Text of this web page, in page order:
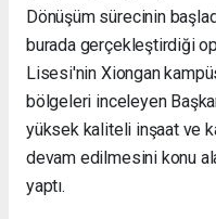
Dönüşüm sürecinin
burada gerçekleştirdiği
Lisesi'nin Xiongan
bölgeleri inceleyen
yüksek kaliteli inşaat ve
devam edilmesini konu
yaptı.